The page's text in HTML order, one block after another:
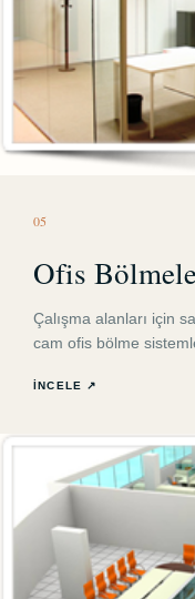
05
Ofis
Çalışma alanları için
cam ofis bölme
İNCELE ↗